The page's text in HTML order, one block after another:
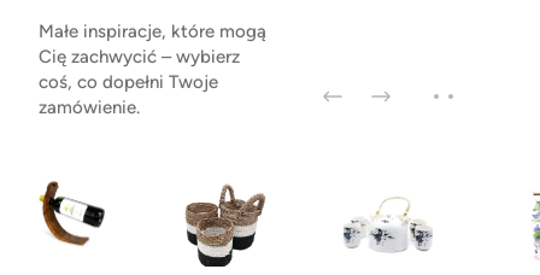
Małe inspiracje, które mogą
Cię zachwycić – wybierz
coś, co dopełni Twoje
zamówienie.